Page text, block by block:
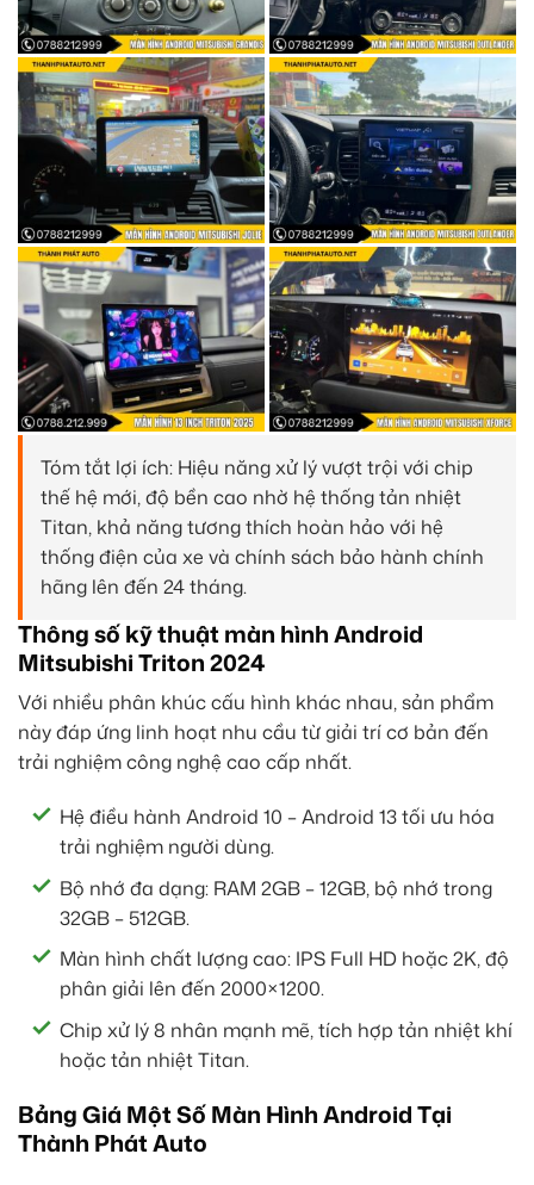
Tóm tắt lợi ích: Hiệu năng xử lý vượt trội với chip
thế hệ mới, độ bền cao nhờ hệ thống tản nhiệt
Titan, khả năng tương thích hoàn hảo với hệ
thống điện của xe và chính sách bảo hành chính
hãng lên đến 24 tháng.
Thông số kỹ thuật màn hình Android
Mitsubishi Triton 2024
Với nhiều phân khúc cấu hình khác nhau, sản phẩm
này đáp ứng linh hoạt nhu cầu từ giải trí cơ bản đến
trải nghiệm công nghệ cao cấp nhất.
Hệ điều hành Android 10 – Android 13 tối ưu hóa
trải nghiệm người dùng.
Bộ nhớ đa dạng: RAM 2GB – 12GB, bộ nhớ trong
32GB – 512GB.
Màn hình chất lượng cao: IPS Full HD hoặc 2K, độ
phân giải lên đến 2000×1200.
Chip xử lý 8 nhân mạnh mẽ, tích hợp tản nhiệt khí
hoặc tản nhiệt Titan.
Bảng Giá Một Số Màn Hình Android Tại
Thành Phát Auto